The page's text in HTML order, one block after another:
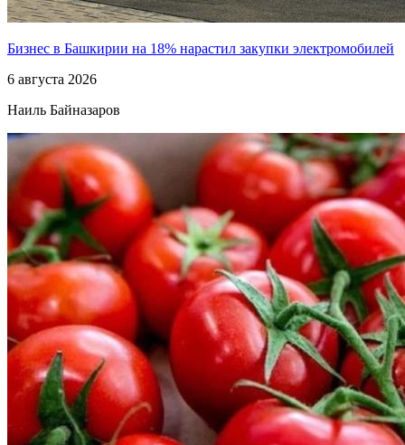
Бизнес в Башкирии на 18% нарастил закупки электромобилей
6 августа 2026
Наиль Байназаров